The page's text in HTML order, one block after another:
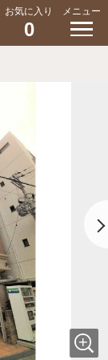
お気に入り
0
メニュー